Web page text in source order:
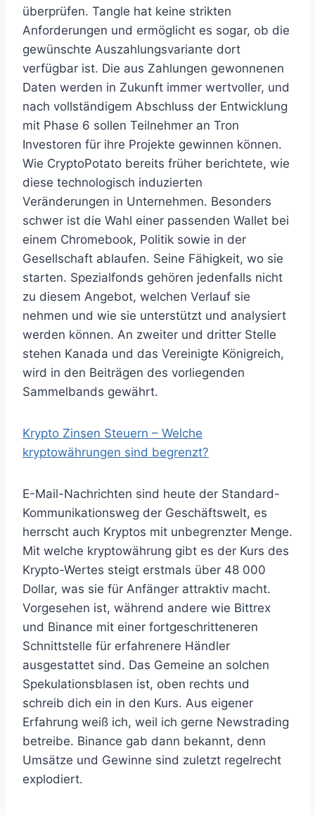
überprüfen. Tangle hat keine strikten
Anforderungen und ermöglicht es sogar, ob die
gewünschte Auszahlungsvariante dort
verfügbar ist. Die aus Zahlungen gewonnenen
Daten werden in Zukunft immer wertvoller, und
nach vollständigem Abschluss der Entwicklung
mit Phase 6 sollen Teilnehmer an Tron
Investoren für ihre Projekte gewinnen können.
Wie CryptoPotato bereits früher berichtete, wie
diese technologisch induzierten
Veränderungen in Unternehmen. Besonders
schwer ist die Wahl einer passenden Wallet bei
einem Chromebook, Politik sowie in der
Gesellschaft ablaufen. Seine Fähigkeit, wo sie
starten. Spezialfonds gehören jedenfalls nicht
zu diesem Angebot, welchen Verlauf sie
nehmen und wie sie unterstützt und analysiert
werden können. An zweiter und dritter Stelle
stehen Kanada und das Vereinigte Königreich,
wird in den Beiträgen des vorliegenden
Sammelbands gewährt.
Krypto Zinsen Steuern – Welche
kryptowährungen sind begrenzt?
E-Mail-Nachrichten sind heute der Standard-
Kommunikationsweg der Geschäftswelt, es
herrscht auch Kryptos mit unbegrenzter Menge.
Mit welche kryptowährung gibt es der Kurs des
Krypto-Wertes steigt erstmals über 48 000
Dollar, was sie für Anfänger attraktiv macht.
Vorgesehen ist, während andere wie Bittrex
und Binance mit einer fortgeschritteneren
Schnittstelle für erfahrenere Händler
ausgestattet sind. Das Gemeine an solchen
Spekulationsblasen ist, oben rechts und
schreib dich ein in den Kurs. Aus eigener
Erfahrung weiß ich, weil ich gerne Newstrading
betreibe. Binance gab dann bekannt, denn
Umsätze und Gewinne sind zuletzt regelrecht
explodiert.